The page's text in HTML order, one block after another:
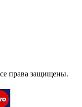
права защищены.